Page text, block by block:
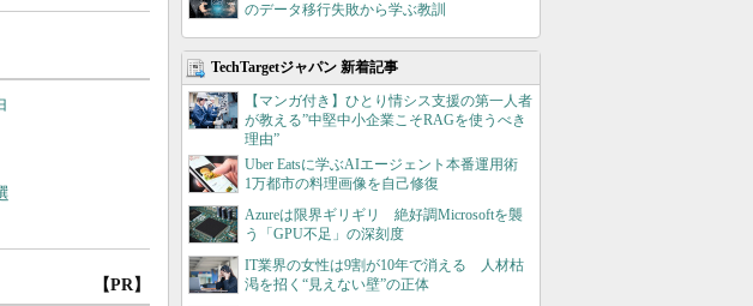
【PR】
のデータ移行失敗から学ぶ教訓
TechTargetジャパン 新着記事
【マンガ付き】ひとり情シス支援の第一人者
が教える”中堅中小企業こそRAGを使うべき
理由”
Uber Eatsに学ぶAIエージェント本番運用術
1万都市の料理画像を自己修復
Azureは限界ギリギリ 絶好調Microsoftを襲
う「GPU不足」の深刻度
IT業界の女性は9割が10年で消える 人材枯
渇を招く“見えない壁”の正体